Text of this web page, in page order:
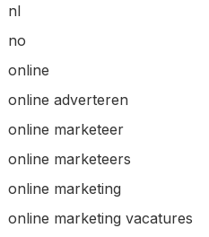
nl
no
online
online adverteren
online marketeer
online marketeers
online marketing
online marketing vacatures